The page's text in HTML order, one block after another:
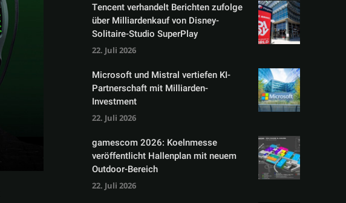
Tencent verhandelt Berichten zufolge
über Milliardenkauf von Disney-
Solitaire-Studio SuperPlay
22. Juli 2026
Microsoft und Mistral vertiefen KI-
Partnerschaft mit Milliarden-
Investment
22. Juli 2026
gamescom 2026: Koelnmesse
veröffentlicht Hallenplan mit neuem
Outdoor-Bereich
22. Juli 2026